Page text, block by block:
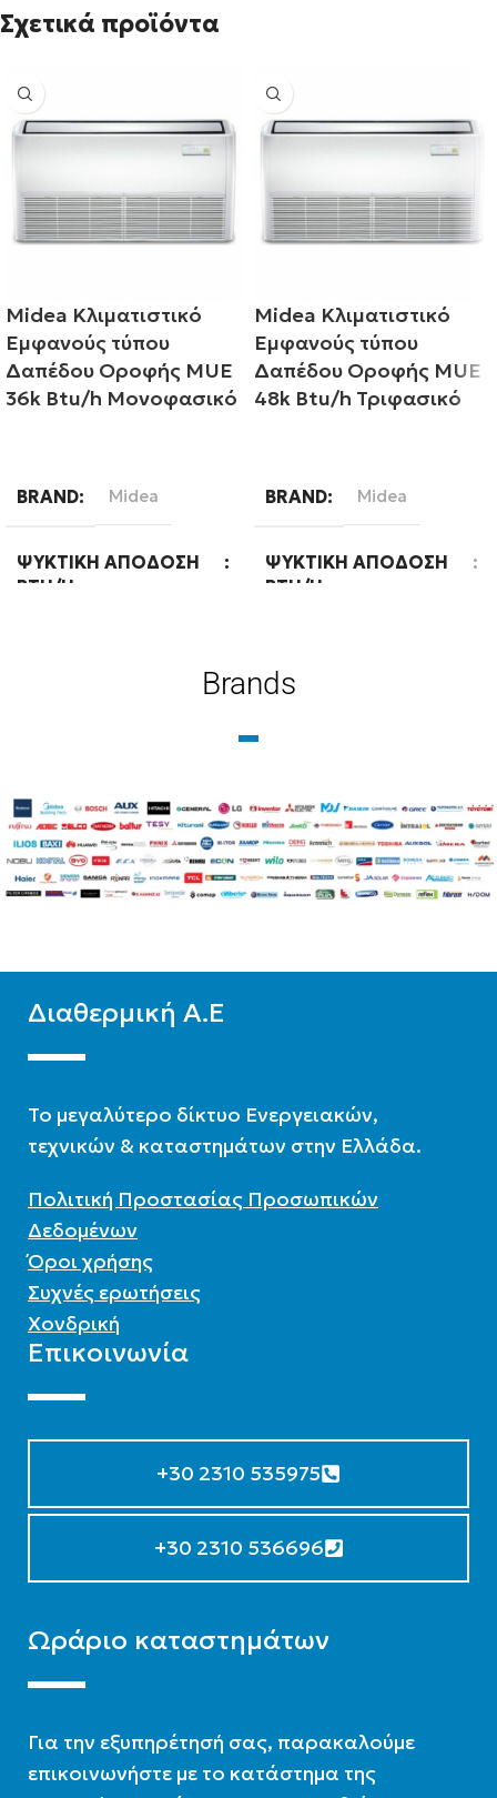
Σχετικά προϊόντα
Midea Κλιματιστικό
Εμφανούς τύπου
Δαπέδου Οροφής MUE
36k Btu/h Μονοφασικό
BRAND Midea
ΨΥΚΤΙΚΉ ΑΠΌΔΟΣΗ
BTU/H
Midea Κλιματιστικό
Εμφανούς τύπου
Δαπέδου Οροφής MUE
48k Btu/h Τριφασικό
BRAND Midea
ΨΥΚΤΙΚΉ ΑΠΌΔΟΣΗ
BTU/H
Brands
Διαθερμική Α.Ε
To μεγαλύτερο δίκτυο Ενεργειακών,
τεχνικών & καταστημάτων στην Ελλάδα.
Πολιτική Προστασίας Προσωπικών
Δεδομένων
Όροι χρήσης
Συχνές ερωτήσεις
Χονδρική
Επικοινωνία
+30 2310 535975
+30 2310 536696
Ωράριο καταστημάτων
Για την εξυπηρέτησή σας, παρακαλούμε
επικοινωνήστε με το κατάστημα της